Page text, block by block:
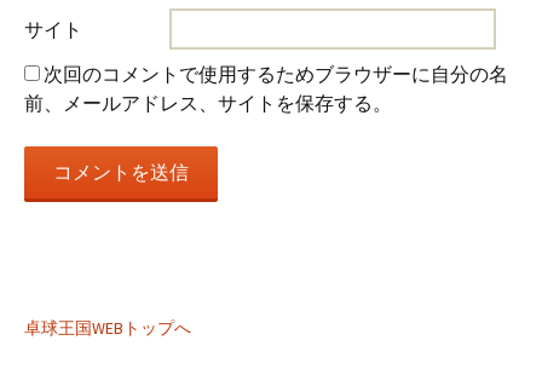
サイト
次回のコメントで使用するためブラウザーに自分の名
前、メールアドレス、サイトを保存する。
卓球王国WEBトップへ